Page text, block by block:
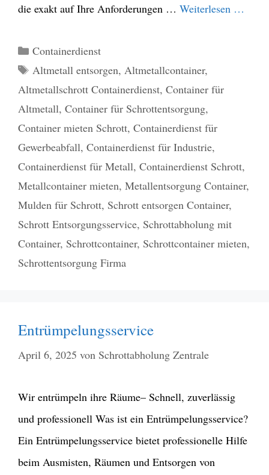
die exakt auf Ihre Anforderungen … Weiterlesen …
Kategorien
Containerdienst
Schlagwörter
Altmetall entsorgen, Altmetallcontainer,
Altmetallschrott Containerdienst, Container für
Altmetall, Container für Schrottentsorgung,
Container mieten Schrott, Containerdienst für
Gewerbeabfall, Containerdienst für Industrie,
Containerdienst für Metall, Containerdienst Schrott,
Metallcontainer mieten, Metallentsorgung Container,
Mulden für Schrott, Schrott entsorgen Container,
Schrott Entsorgungsservice, Schrottabholung mit
Container, Schrottcontainer, Schrottcontainer mieten,
Schrottentsorgung Firma
Entrümpelungsservice
April 6, 2025 von Schrottabholung Zentrale
Wir entrümpeln ihre Räume– Schnell, zuverlässig
und professionell Was ist ein Entrümpelungsservice?
Ein Entrümpelungsservice bietet professionelle Hilfe
beim Ausmisten, Räumen und Entsorgen von